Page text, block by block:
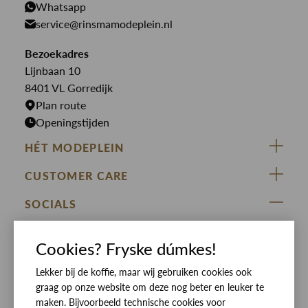
PME Legend
Butcher of Blue
Bekijk alle merken >
Jeans
Jumpsuits
Jurken
Rokken
Overhemden
Truien
T-shirts
Whatsapp
service@rinsmamodeplein.nl
Bezoekadres
Lijnbaan 10
8401 VL Gorredijk
Plan route
Openingstijden
HÉT MODEPLEIN
ZIJ VAN RINSMA
DE HEEREN VAN RINSMA
RINSMA.CONCEPTS
Eten en drinken
Openingstijden
Werken bij RINSMA
CUSTOMER CARE
Veelgestelde vragen
Betaalmethoden
Bezorgen
Contact
SOCIALS
Cookies? Fryske dúmkes!
Lekker bij de koffie, maar wij gebruiken cookies ook
graag op onze website om deze nog beter en leuker te
maken. Bijvoorbeeld technische cookies voor